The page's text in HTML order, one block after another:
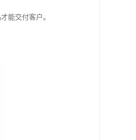
能交付客户。